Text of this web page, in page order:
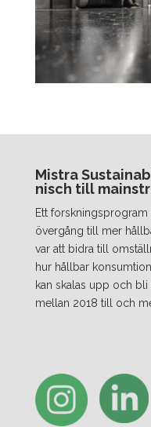
Mistra
nisch till
Ett
övergång till mer
var att bidra till
hur hållbar
kan skalas upp och
mellan 2018 till och